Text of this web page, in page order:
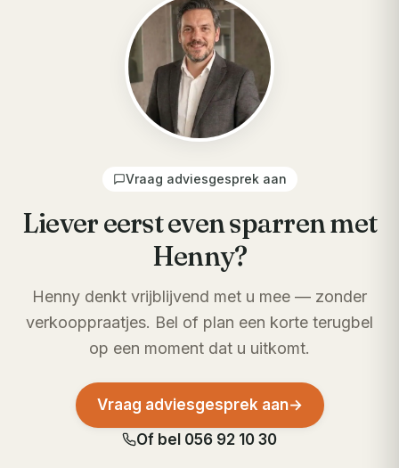
Vraag adviesgesprek aan
Liever eerst even sparren met
Henny?
Henny denkt vrijblijvend met u mee — zonder
verkooppraatjes. Bel of plan een korte terugbel
op een moment dat u uitkomt.
Vraag adviesgesprek aan→
Of bel 056 92 10 30